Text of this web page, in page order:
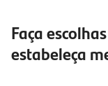
Faça
estabeleça